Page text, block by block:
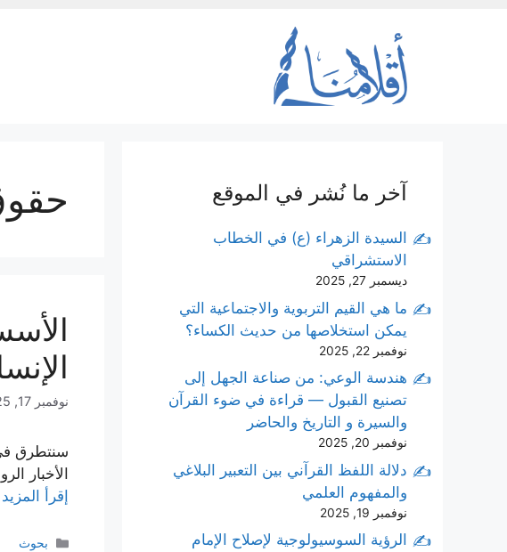
نوفمبر 17, 2025
سنتطرق في
الأخبار
إقرأ المزيد
التصنيفات
بحوث
آخر ما نُشر في الموقع
السيدة الزهراء (ع) في الخطاب
الاستشراقي
ديسمبر 27, 2025
ما هي القيم التربوية والاجتماعية التي
يمكن استخلاصها من حديث الكساء؟
نوفمبر 22, 2025
هندسة الوعي: من صناعة الجهل إلى
تصنيع القبول — قراءة في ضوء القرآن
والسيرة و التاريخ والحاضر
نوفمبر 20, 2025
دلالة اللفظ القرآني بين التعبير البلاغي
والمفهوم العلمي
نوفمبر 19, 2025
الرؤية السوسيولوجية لإصلاح الإمام